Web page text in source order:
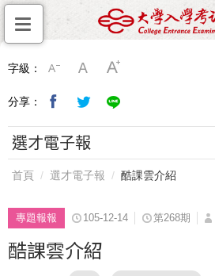
字級：
分享：
選才電子報
首頁 選才電子報 酷課雲介紹
專題報報 105-12-14 第268期
酷課雲介紹